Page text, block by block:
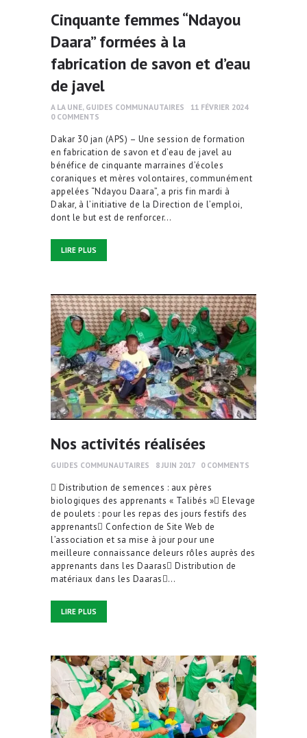
Cinquante femmes “Ndayou
Daara” formées à la
fabrication de savon et d’eau
de javel
A LA UNE, GUIDES COMMUNAUTAIRES
11 FÉVRIER 2024
0 COMMENTS
Dakar 30 jan (APS) – Une session de formation
en fabrication de savon et d’eau de javel au
bénéfice de cinquante marraines d’écoles
coraniques et mères volontaires, communément
appelées “Ndayou Daara”, a pris fin mardi à
Dakar, à l’initiative de la Direction de l’emploi,
dont le but est de renforcer…
LIRE PLUS
Nos activités réalisées
GUIDES COMMUNAUTAIRES 8 JUIN 2017 0 COMMENTS
 Distribution de semences : aux pères
biologiques des apprenants « Talibés » Elevage
de poulets : pour les repas des jours festifs des
apprenants Confection de Site Web de
l’association et sa mise à jour pour une
meilleure connaissance deleurs rôles auprès des
apprenants dans les Daaras Distribution de
matériaux dans les Daaras…
LIRE PLUS